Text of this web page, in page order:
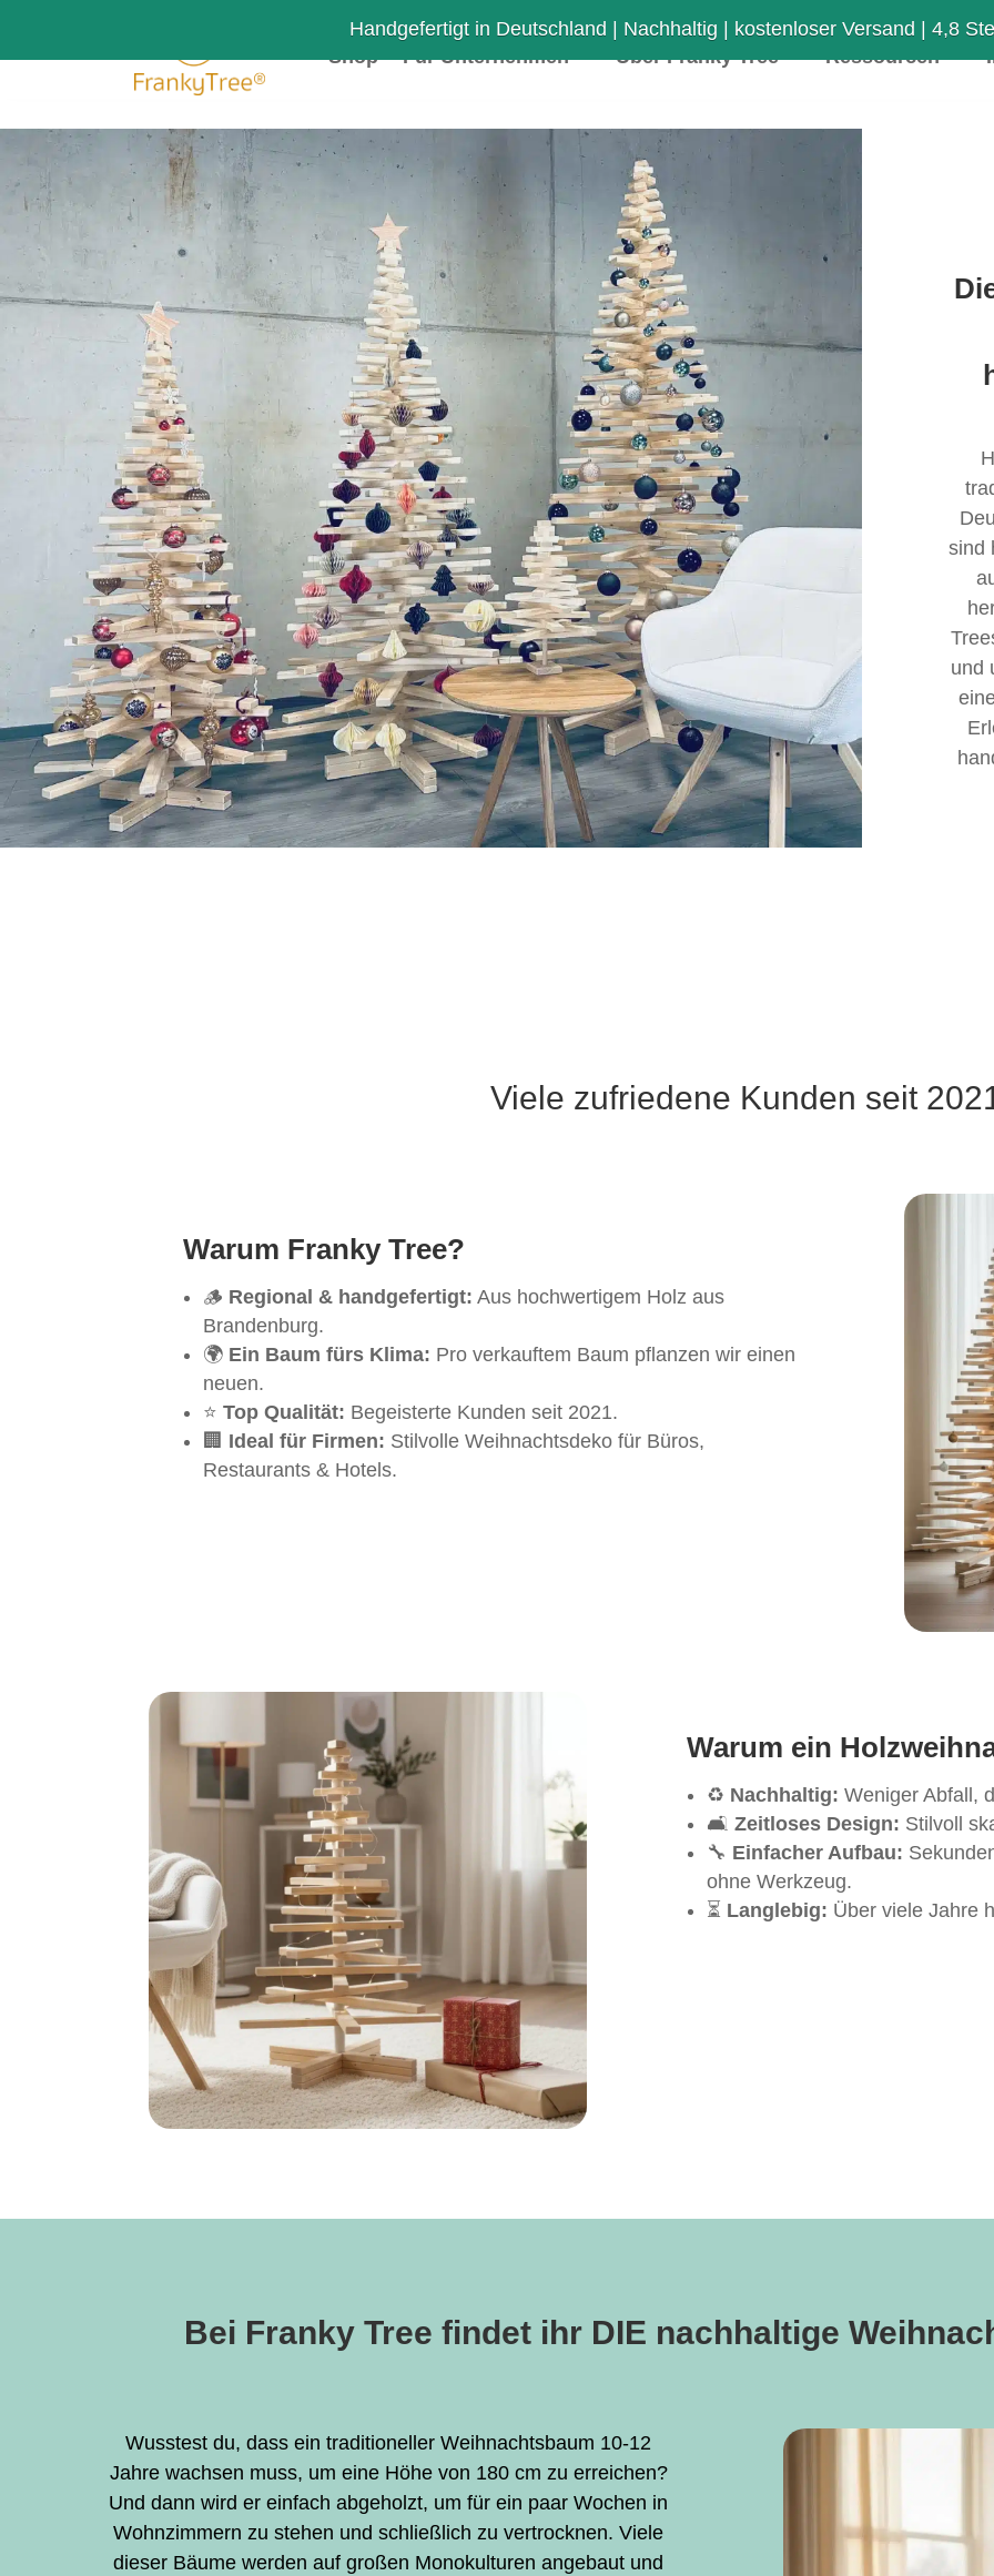
Handgefertigt in Deutschland | Nachhaltig | kostenloser Versand | 4,8
Shop
Für Unternehmen Über Franky Tree Ressourcen
sind
und
Viele zufriedene Kunden seit
Warum Franky Tree?
🪵 Regional & handgefertigt: Aus hochwertigem Holz aus
Brandenburg.
🌍 Ein Baum fürs Klima: Pro verkauftem Baum pflanzen wir einen
neuen.
⭐Top Qualität: Begeisterte Kunden seit 2021.
🏢 Ideal für Firmen: Stilvolle Weihnachtsdeko für Büros,
Restaurants & Hotels.
Warum ein
♻️ Nachhaltig: Weniger Abfall,
🛋️Zeitloses Design: Stilvoll
🔧 Einfacher Aufbau:
ohne Werkzeug.
⏳ Langlebig: Über viele Jahre
Bei Franky Tree findet ihr DIE nachhaltige
Wusstest du, dass ein traditioneller Weihnachtsbaum 10-12
Jahre wachsen muss, um eine Höhe von 180 cm zu erreichen?
Und dann wird er einfach abgeholzt, um für ein paar Wochen in
Wohnzimmern zu stehen und schließlich zu vertrocknen. Viele
dieser Bäume werden auf großen Monokulturen angebaut und